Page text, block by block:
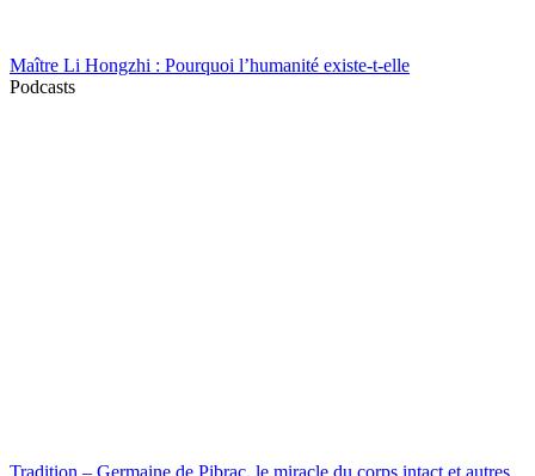
Maître Li Hongzhi : Pourquoi l’humanité existe-t-elle
Podcasts
Tradition – Germaine de Pibrac, le miracle du corps intact et autres